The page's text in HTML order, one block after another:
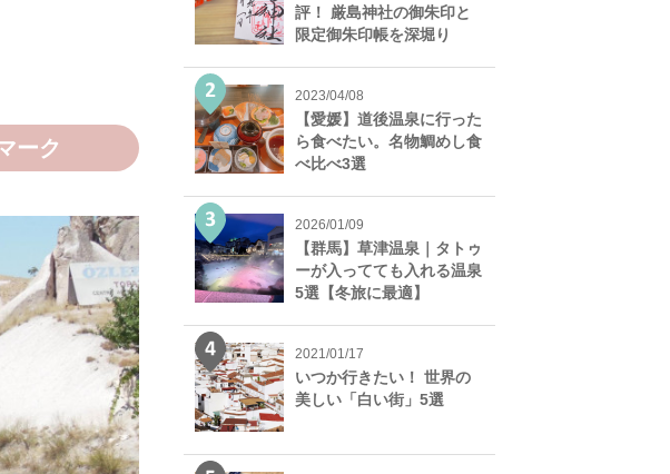
ーク
評！ 厳島神社の御朱印と
限定御朱印帳を深堀り
2023/04/08
【愛媛】道後温泉に行った
ら食べたい。名物鯛めし食
べ比べ3選
2026/01/09
【群馬】草津温泉｜タトゥ
ーが入ってても入れる温泉
5選【冬旅に最適】
2021/01/17
いつか行きたい！ 世界の
美しい「白い街」5選